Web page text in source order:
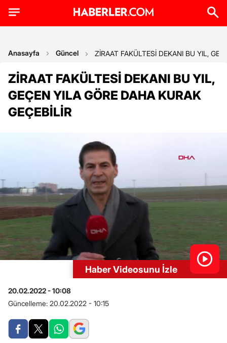
Anasayfa Güncel ZİRAAT FAKÜLTESİ DEKANI BU YIL,
ZİRAAT FAKÜLTESİ DEKANI BU YIL,
GEÇEN YILA GÖRE DAHA KURAK
GEÇEBİLİR
Haber Videosunu İzle
20.02.2022 - 10:08
Güncelleme: 20.02.2022 - 10:15